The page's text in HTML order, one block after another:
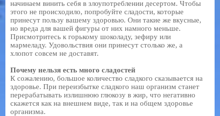
начинаем винить себя в злоупотреблении десертом. Чтобы
этого не происходило, попробуйте сладости, которые
принесут пользу вашему здоровью. Они такие же вкусные,
но вреда для вашей фигуры от них намного меньше.
Присмотритесь к горькому шоколаду, зефиру или
мармеладу. Удовольствия они принесут столько же, а
хлопот совсем не доставят.
Почему нельзя есть много сладостей
К сожалению, большое количество сладкого сказывается на
здоровье. При переизбытке сладкого наш организм станет
перерабатывать излишнюю глюкозу в жир, что негативно
скажется как на внешнем виде, так и на общем здоровье
организма.